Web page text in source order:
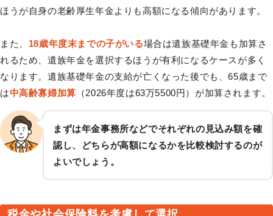
ほうが自身の老齢厚生年金よりも高額になる傾向があります。
また、 18歳年度末までの子がいる場合は遺族基礎年金も加算さ
れるため、遺族年金を選択するほうが有利になるケースが多く
なります。遺族基礎年金の支給が亡くなった後でも、65歳まで
は中高齢寡婦加算 （2026年度は63万5500円）が加算されます。
まずは年金事務所などでそれぞれの見込み額を確
認し、どちらが高額になるかを比較検討するのが
よいでしょう。